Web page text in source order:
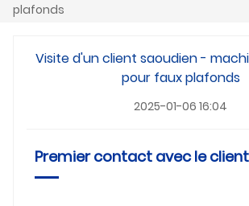
plafonds
Visite d'un client saoudien -
pour faux plafonds
2025-01-06 16:04
Premier contact avec le client